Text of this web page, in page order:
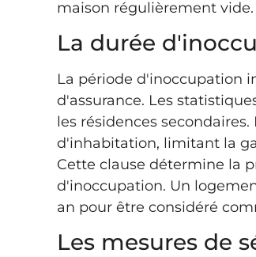
maison régulièrement vide.
La durée
La période d'inoccupation
d'assurance. Les
les résidences
d'inhabitation, limitant la
Cette clause détermine la
d'inoccupation. Un
an pour être considéré
Les mesures de